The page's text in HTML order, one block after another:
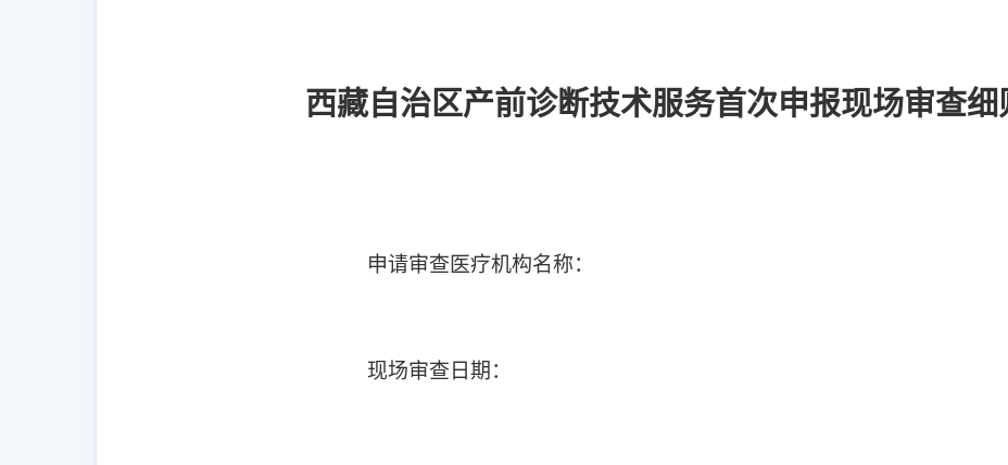
西藏自治区产前诊断技术服务首次申报现场审查细
申请审查医疗机构名称：
现场审查日期：